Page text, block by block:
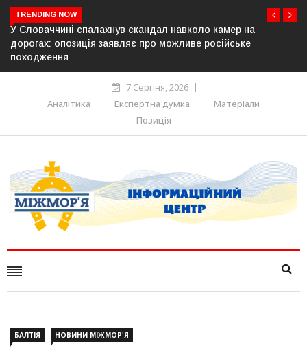
TRENDING NOW
навколо камер на
можливе російське
У Молдові готують план дій на
постачання газу до
7 Серпня, 2026
Аналітика
Експертна думка
Матеріали
Позиція
БАЛТІЯ НОВИНИ МІЖМОР'Я